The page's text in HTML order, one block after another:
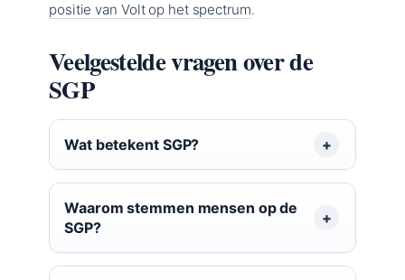
positie van Volt op het spectrum.
Veelgestelde vragen over de
SGP
Wat betekent SGP?
Waarom stemmen mensen op de
SGP?